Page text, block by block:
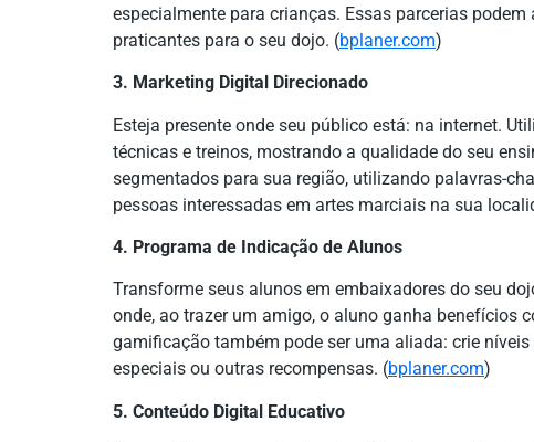
especialmente para crianças. Essas parcerias
praticantes para o seu dojo. (bplaner.com)
3. Marketing Digital Direcionado
Esteja presente onde seu público está: na internet.
técnicas e treinos, mostrando a qualidade do seu
segmentados para sua região, utilizando palavras-
pessoas interessadas em artes marciais na sua
4. Programa de Indicação de Alunos
Transforme seus alunos em embaixadores do seu
onde, ao trazer um amigo, o aluno ganha benefícios
gamificação também pode ser uma aliada: crie
especiais ou outras recompensas. (bplaner.com)
5. Conteúdo Digital Educativo